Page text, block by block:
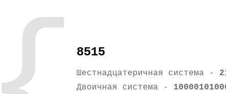
8515
Шестнадцатеричная система -
Двоичная система -